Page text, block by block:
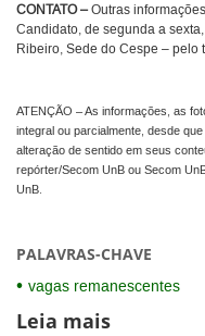
CONTATO –Outras
Candidato, de segunda a
Ribeiro, Sede do Cespe – pelo
ATENÇÃO – As informações, as
integral ou parcialmente, desde
alteração de sentido em seus
repórter/Secom UnB ou Secom
UnB.
PALAVRAS-CHAVE
vagas remanescentes
Leia mais